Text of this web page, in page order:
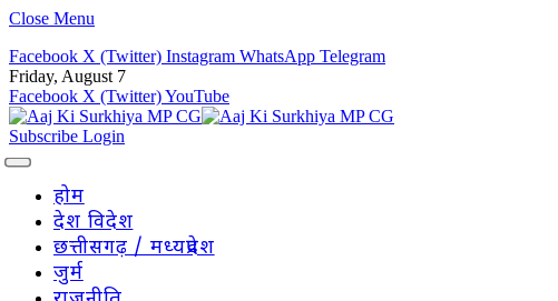
Close Menu
Facebook X (Twitter) Instagram WhatsApp Telegram
Friday, August 7
Facebook X (Twitter)YouTube
Subscribe Login
होम
देश विदेश
छत्तीसगढ़ / मध्यप्रदेश
जुर्म